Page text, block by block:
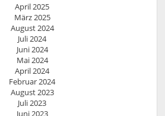
April 2025
März 2025
August 2024
Juli 2024
Juni 2024
Mai 2024
April 2024
Februar 2024
August 2023
Juli 2023
Juni 2023